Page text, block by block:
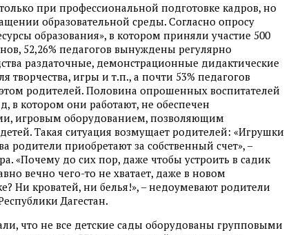
при профессиональной подготовке кадров, но
образовательной среды. Согласно опросу
образования», в котором приняли участие 500
52,26% педагогов вынуждены регулярно
раздаточные, демонстрационные дидактические
творчества, игры и т.п., а почти 53% педагогов
родителей. Половина опрошенных воспитателей
в котором они работают, не обеспечен
игровым оборудованием, позволяющим
Такая ситуация возмущает родителей: «Игрушки
родители приобретают за собственный счет», –
«Почему до сих пор, даже чтобы устроить в садик
вечно чего-то не хватает, даже в новом
Ни кроватей, ни белья!», – недоумевают родители
Дагестан.
что не все детские сады оборудованы групповыми